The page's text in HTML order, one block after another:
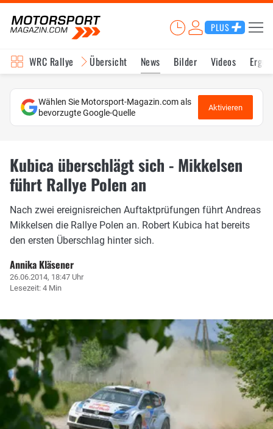
PLUS
WRC Rallye Übersicht News Bilder Videos
Wählen Sie Motorsport-Magazin.com als
bevorzugte Google-Quelle
Aktivieren
Kubica überschlägt sich - Mikkelsen
führt Rallye Polen an
Nach zwei ereignisreichen Auftaktprüfungen führt Andreas
Mikkelsen die Rallye Polen an. Robert Kubica hat bereits
den ersten Überschlag hinter sich.
Annika Kläsener
26.06.2014, 18:47 Uhr
Lesezeit: 4 Min